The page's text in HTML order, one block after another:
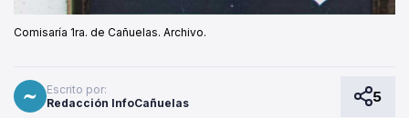
Comisaría 1ra. de Cañuelas. Archivo.
Escrito por:
Redacción InfoCañuelas
5